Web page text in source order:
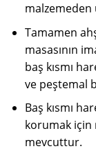
Tamamen
masasının
baş kısmı
ve peştemal
Baş kısmı
korumak için
mevcuttur.